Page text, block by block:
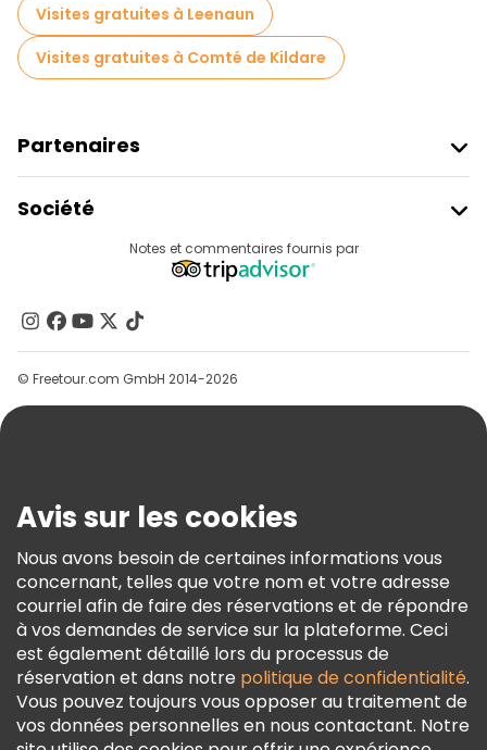
Visites gratuites à Leenaun
Visites gratuites à Comté de Kildare
Partenaires
Connexion Du Fournisseur
Programme D’affiliation
Société
Contactez-Nous
Groupes
Aide
Conditions Générales Et Mentions Légales
Politique En Matière De Cookies
Freetour Prix
Programme De Fidélité
Notes et commentaires fournis par
© Freetour.com GmbH 2014-2026
Avis sur les cookies
Nous avons besoin de certaines informations vous
concernant, telles que votre nom et votre adresse
courriel afin de faire des réservations et de répondre
à vos demandes de service sur la plateforme. Ceci
est également détaillé lors du processus de
réservation et dans notre politique de confidentialité.
Vous pouvez toujours vous opposer au traitement de
vos données personnelles en nous contactant. Notre